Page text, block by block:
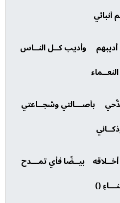
أنبائي
وأديب كــل النــاس
بأصـــالتي وشجــاعتي
بيــضًا فأي تمـــدح
()